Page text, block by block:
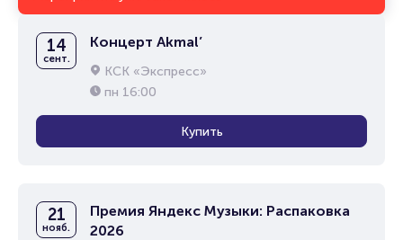
14
сент.
Концерт Akmal’
КСК «Экспресс»
пн 16:00
Купить
21
нояб.
Премия Яндекс Музыки: Распаковка
2026